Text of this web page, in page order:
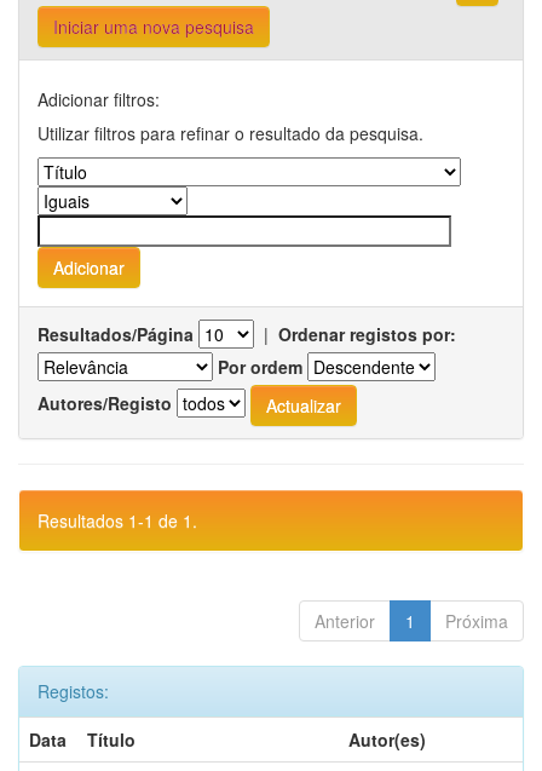
Iniciar uma nova pesquisa
Adicionar filtros:
Utilizar filtros para refinar o resultado da pesquisa.
Resultados/Página | Ordenar registos por:
Por ordem
Autores/Registo
Resultados 1-1 de 1.
Anterior 1 Próxima
Registos:
Data
Título
Autor(es)